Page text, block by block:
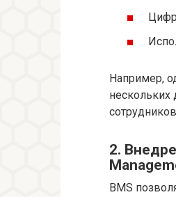
Например,
нескольких
2.
BMS